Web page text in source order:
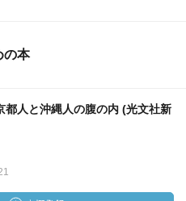
の本
都人と沖縄人の腹の内 (光文社新